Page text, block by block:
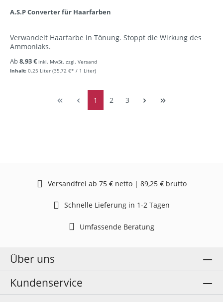
A.S.P Converter für Haarfarben
Verwandelt Haarfarbe in Tönung. Stoppt die Wirkung des
Ammoniaks.
Inhalt: 0.25 Liter (35,72 €* / 1 Liter)
Ab8,93 € inkl. MwSt. zzgl. Versand
1 2 3
Versandfrei ab 75 € netto | 89,25 € brutto
Schnelle Lieferung in 1-2 Tagen
Umfassende Beratung
Über uns
Kundenservice